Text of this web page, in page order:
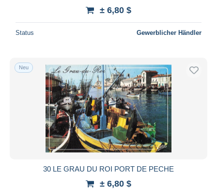
± 6,80 $
Status Gewerblicher Händler
Neu
30 LE GRAU DU ROI PORT DE PECHE
± 6,80 $